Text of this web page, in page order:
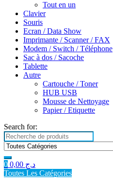
Tout en un
Clavier
Souris
Ecran / Data Show
Imprimante / Scanner / FAX
Modem / Switch / Téléphone
Sac à dos / Sacoche
Tablette
Autre
Cartouche / Toner
HUB USB
Mousse de Nettoyage
Papier / Etiquette
Search for:
0 د.ج
Toutes Les Catégories